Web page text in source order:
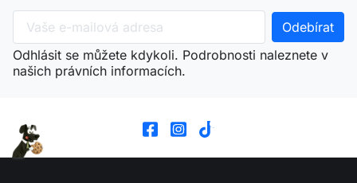
Odhlásit se můžete kdykoli. Podrobnosti naleznete v
našich právních informacích.